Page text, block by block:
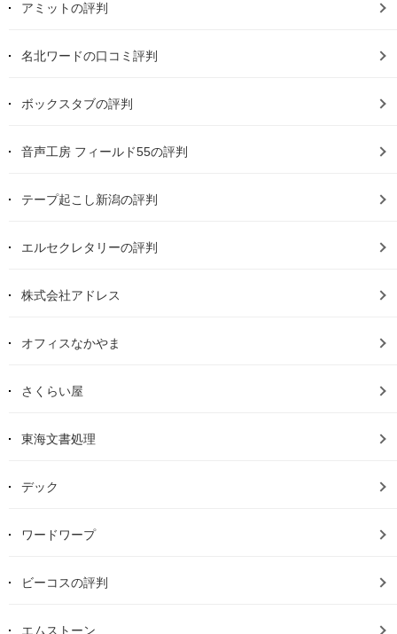
アミットの評判
名北ワードの口コミ評判
ボックスタブの評判
音声工房 フィールド55の評判
テープ起こし新潟の評判
エルセクレタリーの評判
株式会社アドレス
オフィスなかやま
さくらい屋
東海文書処理
デック
ワードワープ
ビーコスの評判
エムストーン